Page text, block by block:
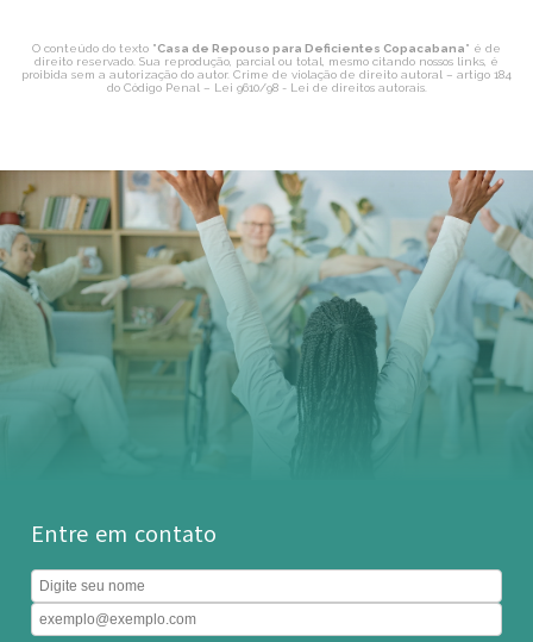
O conteúdo do texto "Casa de Repouso para Deficientes Copacabana" é de
direito reservado. Sua reprodução, parcial ou total, mesmo citando nossos links, é
proibida sem a autorização do autor. Crime de violação de direito autoral – artigo 184
do Código Penal – Lei 9610/98 - Lei de direitos autorais.
Entre em contato